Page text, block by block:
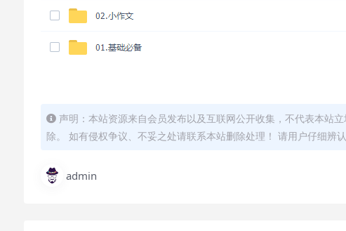
声明：本站资源来自会员发布以及互联网公开收集，不代表本站
除。 如有侵权争议、不妥之处请联系本站删除处理！ 请用户仔细辨
admin